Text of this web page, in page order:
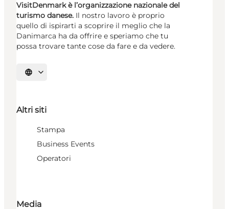
VisitDenmark è l’organizzazione nazionale del
turismo danese. Il nostro lavoro è proprio
quello di ispirarti a scoprire il meglio che la
Danimarca ha da offrire e speriamo che tu
possa trovare tante cose da fare e da vedere.
Seleziona la lingua
Altri siti
Stampa
Business Events
Operatori
Media